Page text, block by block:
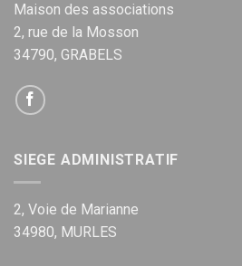
Maison des associations
2, rue de la Mosson
34790, GRABELS
SIEGE ADMINISTRATIF
2, Voie de Marianne
34980, MURLES